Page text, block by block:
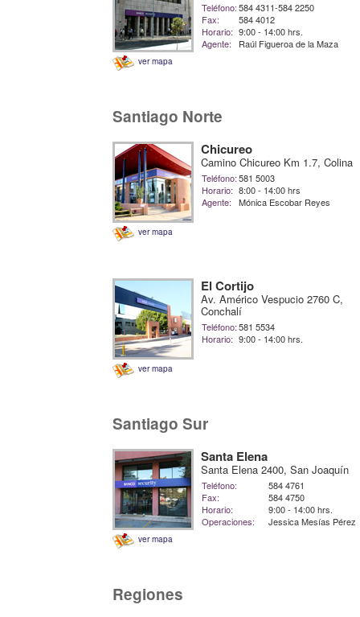
ver mapa
Teléfono:584 4311-584 2250
Fax:
584 4012
Horario: 9:00 - 14:00 hrs.
Agente:
Raúl Figueroa de la Maza
Santiago Norte
ver mapa
Chicureo
Camino Chicureo Km 1.7, Colina
Teléfono:581 5003
Horario: 8:00 - 14:00 hrs
Agente:
Mónica Escobar Reyes
ver mapa
El Cortijo
Av. Américo Vespucio 2760 C,
Conchalí
Teléfono:581 5534
Horario: 9:00 - 14:00 hrs.
Santiago Sur
ver mapa
Santa Elena
Santa Elena 2400, San Joaquín
Teléfono:
584 4761
Fax:
584 4750
Horario:
9:00 - 14:00 hrs.
Operaciones:
Jessica Mesías Pérez
Regiones